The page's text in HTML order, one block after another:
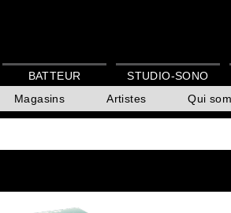
Magasins Artistes Qui
BATTEUR STUDIO-SONO